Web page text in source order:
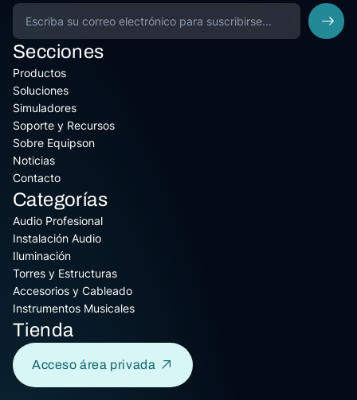
Secciones
Productos
Soluciones
Simuladores
Soporte y Recursos
Sobre Equipson
Noticias
Contacto
Categorías
Audio Profesional
Instalación Audio
Iluminación
Torres y Estructuras
Accesorios y Cableado
Instrumentos Musicales
Tienda
Acceso área privada